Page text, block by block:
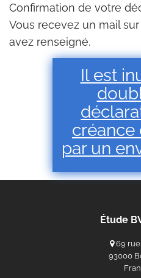
Confirmation de votre
Vous recevez un mail
avez renseigné.
Il est
créance
par un
Étude
69 rue
93000